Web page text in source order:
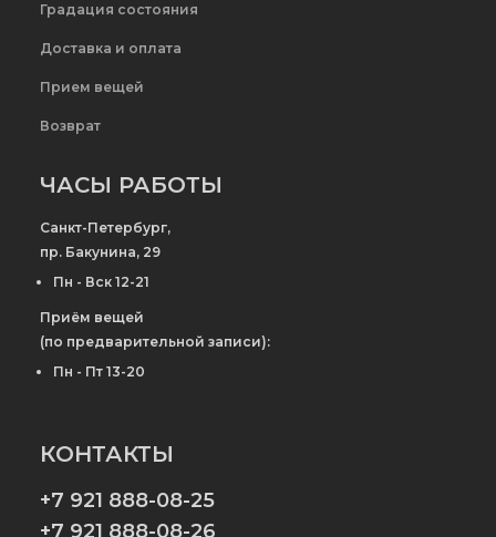
Градация состояния
Доставка и оплата
Прием вещей
Возврат
ЧАСЫ РАБОТЫ
Санкт-Петербург,
пр. Бакунина, 29
Пн - Вск 12-21
Приём вещей
(по предварительной записи):
Пн - Пт 13-20
КОНТАКТЫ
+7 921 888-08-25
+7 921 888-08-26